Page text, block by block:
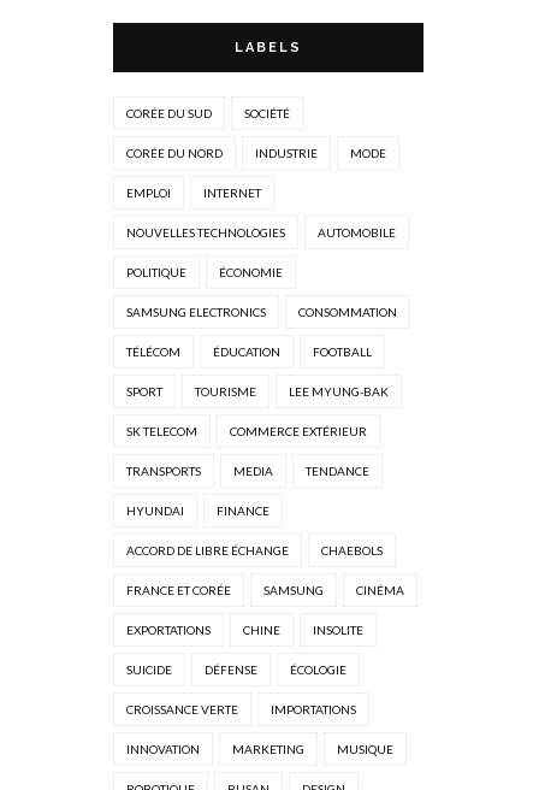
LABELS
CORÉE DU SUD SOCIÉTÉ
CORÉE DU NORD INDUSTRIE MODE
EMPLOI INTERNET
NOUVELLES TECHNOLOGIES AUTOMOBILE
POLITIQUE ÉCONOMIE
SAMSUNG ELECTRONICS CONSOMMATION
TÉLÉCOM ÉDUCATION FOOTBALL
SPORT TOURISME LEE MYUNG-BAK
SK TELECOM COMMERCE EXTÉRIEUR
TRANSPORTS MEDIA TENDANCE
HYUNDAI FINANCE
ACCORD DE LIBRE ÉCHANGE CHAEBOLS
FRANCE ET CORÉE SAMSUNG CINÉMA
EXPORTATIONS CHINE INSOLITE
SUICIDE DÉFENSE ÉCOLOGIE
CROISSANCE VERTE IMPORTATIONS
INNOVATION MARKETING MUSIQUE